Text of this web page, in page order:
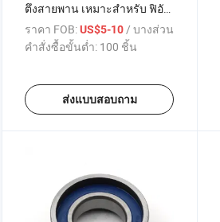
ตึงสายพาน เหมาะสำหรับ ฟิอัต
ฟิออรีโน คิวโบ 1.4L อีโอเอ็ม
9400829909 9642929880
ราคา FOB:US$5-10/ บางส่วน
คำสั่งซื้อขั้นต่ำ: 100 ชิ้น
ส่งแบบสอบถาม